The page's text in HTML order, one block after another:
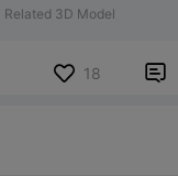
Related 3D Model
18 